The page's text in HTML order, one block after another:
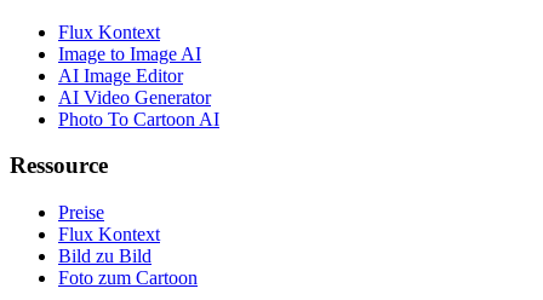
Flux Kontext
Image to Image AI
AI Image Editor
AI Video Generator
Photo To Cartoon AI
Ressource
Preise
Flux Kontext
Bild zu Bild
Foto zum Cartoon